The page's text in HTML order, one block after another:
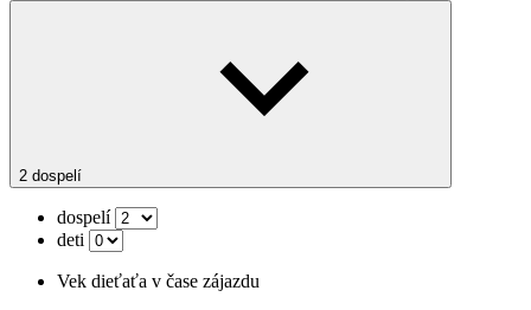
2 dospelí
dospelí
deti
Vek dieťaťa v čase zájazdu